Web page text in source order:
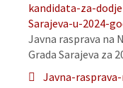
kandidata-za-
Sarajeva-u-2024-
Javna rasprava na
Grada Sarajeva za
Javna-